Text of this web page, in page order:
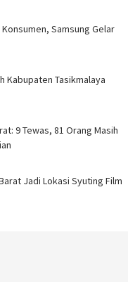
Samsung Gelar
Kabupaten Tasikmalaya
9 Tewas, 81 Orang Masih
Jadi Lokasi Syuting Film